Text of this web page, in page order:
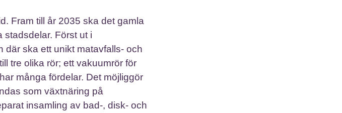
Fram till år 2035 ska det gamla
stadsdelar. Först ut i
där ska ett unikt matavfalls- och
tre olika rör; ett vakuumrör för
många fördelar. Det möjliggör
som växtnäring på
insamling av bad-, disk- och